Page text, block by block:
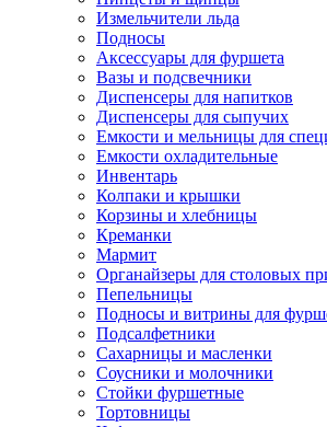
Измельчители льда
Подносы
Аксессуары для фуршета
Вазы и подсвечники
Диспенсеры для напитков
Диспенсеры для сыпучих
Емкости и мельницы для
Емкости охладительные
Инвентарь
Колпаки и крышки
Корзины и хлебницы
Креманки
Мармит
Органайзеры для столовых
Пепельницы
Подносы и витрины для
Подсалфетники
Сахарницы и масленки
Соусники и молочники
Стойки фуршетные
Тортовницы